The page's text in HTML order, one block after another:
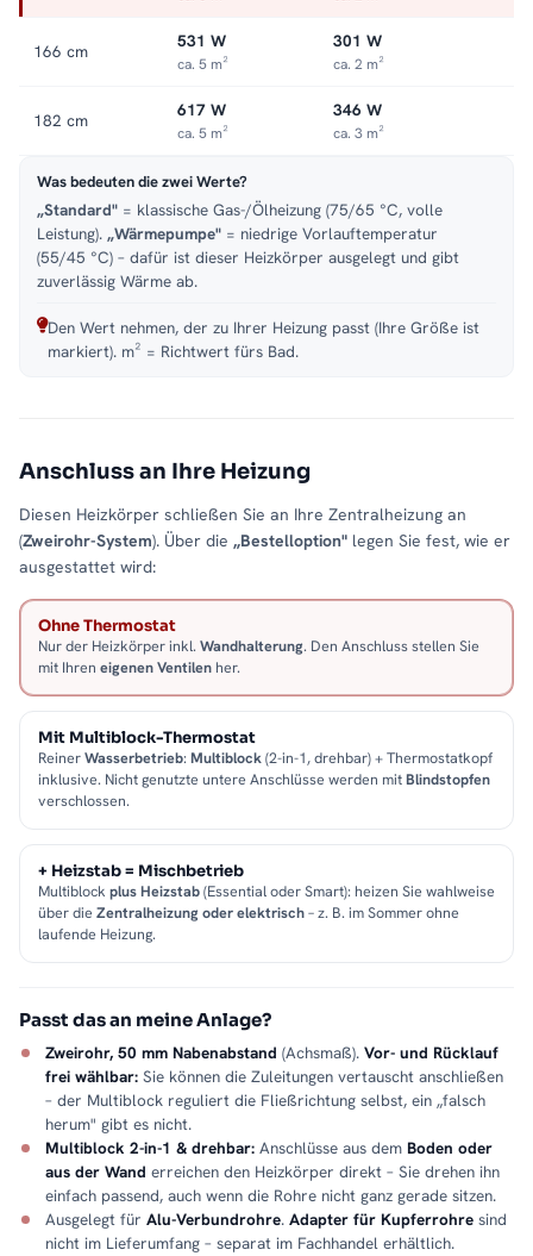
166 cm 531 W
ca. 5 m²
301 W
ca. 2 m²
182 cm 617 W
ca. 5 m²
346 W
ca. 3 m²
Was bedeuten die zwei Werte?
„Standard" = klassische Gas-/Ölheizung (75/65 °C, volle
Leistung). „Wärmepumpe" = niedrige Vorlauftemperatur
(55/45 °C) – dafür ist dieser Heizkörper ausgelegt und gibt
zuverlässig Wärme ab.
Den Wert nehmen, der zu Ihrer Heizung passt (Ihre Größe ist
markiert). m² = Richtwert fürs Bad.
Anschluss an Ihre Heizung
Diesen Heizkörper schließen Sie an Ihre Zentralheizung an
(Zweirohr-System). Über die „Bestelloption" legen Sie fest, wie er
ausgestattet wird:
Ohne Thermostat
Nur der Heizkörper inkl. Wandhalterung. Den Anschluss stellen Sie
mit Ihren eigenen Ventilen her.
Mit Multiblock-Thermostat
ReinerWasserbetrieb: Multiblock(2-in-1, drehbar) + Thermostatkopf
inklusive. Nicht genutzte untere Anschlüsse werden mitBlindstopfen
verschlossen.
+ Heizstab = Mischbetrieb
Multiblock plus Heizstab(Essential oder Smart): heizen Sie wahlweise
über die Zentralheizung oder elektrisch– z. B. im Sommer ohne
laufende Heizung.
Passt das an meine Anlage?
Zweirohr, 50 mm Nabenabstand (Achsmaß). Vor- und Rücklauf
frei wählbar: Sie können die Zuleitungen vertauscht anschließen
– der Multiblock reguliert die Fließrichtung selbst, ein „falsch
herum" gibt es nicht.
Multiblock 2-in-1 & drehbar: Anschlüsse aus dem Boden oder
aus der Wand erreichen den Heizkörper direkt – Sie drehen ihn
einfach passend, auch wenn die Rohre nicht ganz gerade sitzen.
Ausgelegt für Alu-Verbundrohre. Adapter für Kupferrohre sind
nicht im Lieferumfang – separat im Fachhandel erhältlich.